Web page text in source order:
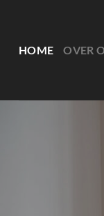
inhoudHOME OVER